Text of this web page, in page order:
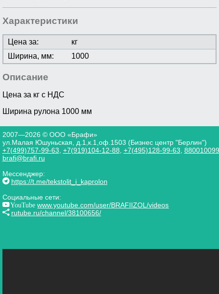
Характеристики
Цена за:
кг
Ширина, мм:
1000
Описание
Цена за кг с НДС
Ширина рулона 1000 мм
2007—2026 © ООО «Брафи»
ул.Малая Юшуньская, д.1,к.1,оф.1503 (Бизнес центр "Берлин")
+7(499)757-99-63 +7(919)104-12-88 +7(495)128-99-63
brafi@brafi.ru
Мессенджер:
https://t.me/tekstolit_i_kaprolon
Социальные сети:
YouTube www.youtube.com/user/BRAFIIZOL/videos
rutube.ru/channel/38100656/